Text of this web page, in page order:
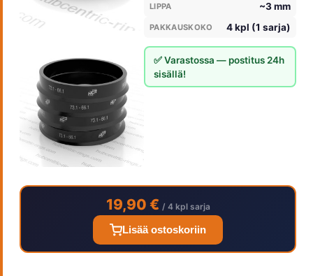
LIPPA ~3 mm
PAKKAUSKOKO 4 kpl (1 sarja)
✅ Varastossa — postitus 24h
sisällä!
19,90 € / 4 kpl sarja
Lisää ostoskoriin